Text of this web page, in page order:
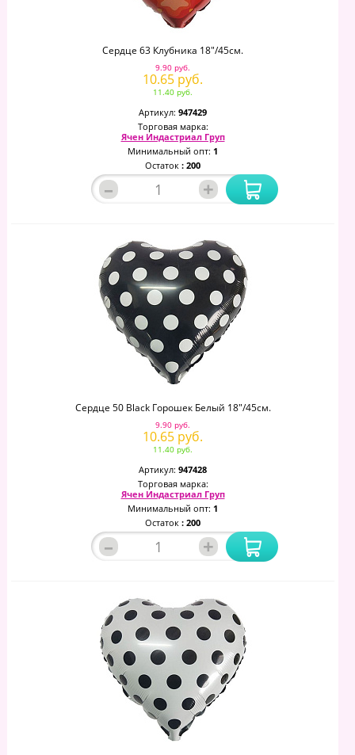
Сердце 63 Клубника 18"/45см.
9.90 руб.
10.65 руб.
11.40 руб.
Артикул: 947429
Торговая марка:
Ячен Индастриал Груп
Минимальный опт: 1
Остаток : 200
– +
Сердце 50 Black Горошек Белый 18"/45см.
9.90 руб.
10.65 руб.
11.40 руб.
Артикул: 947428
Торговая марка:
Ячен Индастриал Груп
Минимальный опт: 1
Остаток : 200
– +